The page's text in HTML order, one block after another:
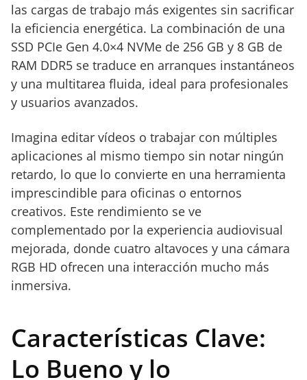
las cargas de trabajo más exigentes sin sacrificar
la eficiencia energética. La combinación de una
SSD PCIe Gen 4.0×4 NVMe de 256 GB y 8 GB de
RAM DDR5 se traduce en arranques instantáneos
y una multitarea fluida, ideal para profesionales
y usuarios avanzados.
Imagina editar vídeos o trabajar con múltiples
aplicaciones al mismo tiempo sin notar ningún
retardo, lo que lo convierte en una herramienta
imprescindible para oficinas o entornos
creativos. Este rendimiento se ve
complementado por la experiencia audiovisual
mejorada, donde cuatro altavoces y una cámara
RGB HD ofrecen una interacción mucho más
inmersiva.
Características Clave:
Lo Bueno y lo